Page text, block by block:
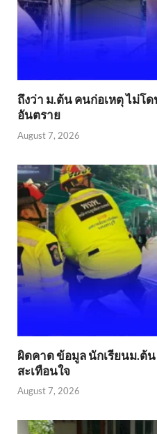
ถึงว่า ม.ต้น คนก่อเหตุ ไม่โ
อันตราย
August 7, 2026
ผิดคาด ข้อมูล นักเรียนม.ต้
สะเทือนใจ
August 7, 2026